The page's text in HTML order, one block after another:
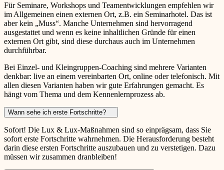
Für Seminare, Workshops und Teamentwicklungen empfehlen wir
im Allgemeinen einen externen Ort, z.B. ein Seminarhotel. Das ist
aber kein „Muss“. Manche Unternehmen sind hervorragend
ausgestattet und wenn es keine inhaltlichen Gründe für einen
externen Ort gibt, sind diese durchaus auch im Unternehmen
durchführbar.
Bei Einzel- und Kleingruppen-Coaching sind mehrere Varianten
denkbar: live an einem vereinbarten Ort, online oder telefonisch. Mit
allen diesen Varianten haben wir gute Erfahrungen gemacht. Es
hängt vom Thema und dem Kennenlernprozess ab.
Wann sehe ich erste Fortschritte?
Sofort! Die Lux & Lux-Maßnahmen sind so einprägsam, dass Sie
sofort erste Fortschritte wahrnehmen. Die Herausforderung besteht
darin diese ersten Fortschritte auszubauen und zu verstetigen. Dazu
müssen wir zusammen dranbleiben!